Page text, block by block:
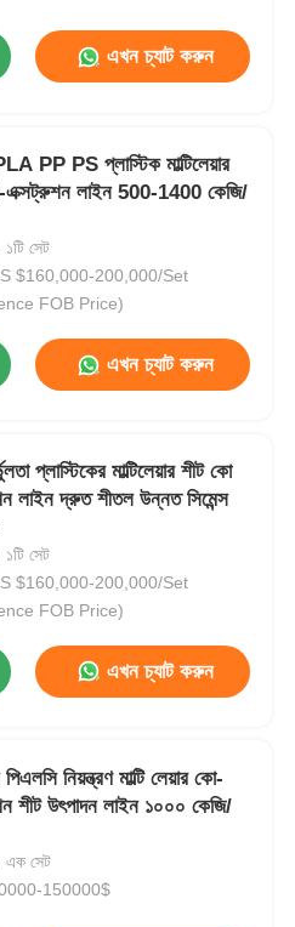
এখন চ্যাট করুন
PP PS প্লাস্টিক মাল্টিলেয়ার
এক্সট্রুশন লাইন 500-1400 কেজি/
সেট
$160,000-200,000/Set
FOB Price)
এখন চ্যাট করুন
প্লাস্টিকের মাল্টিলেয়ার শীট কো
লাইন দ্রুত শীতল উন্নত সিমেন্স
সেট
$160,000-200,000/Set
FOB Price)
এখন চ্যাট করুন
পিএলসি নিয়ন্ত্রণ মাল্টি লেয়ার কো-
শীট উৎপাদন লাইন ১০০০ কেজি/
সেট
150000$